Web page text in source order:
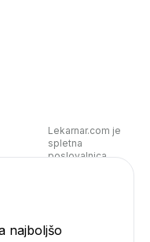
Lekarnar.com je
spletna
poslovalnica
najboljšo